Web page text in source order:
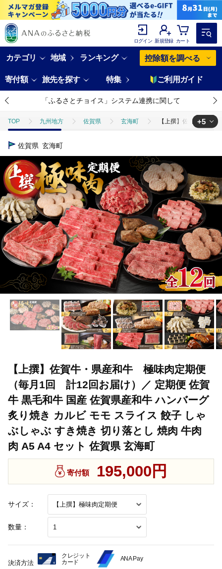
ログイン 新規登録 カート
カテゴリ 地域 ランキング 控除額を調べる
寄付額 旅先を探す 特集 ご利用ガイド
「ふるさとチョイス」システム連携に関して
TOP 九州地方 佐賀県 玄海町 【上撰】佐賀牛・県
TOP
TOP 【上撰】佐賀牛・県産和牛 極味肉定期便（
TOP 肉 牛肉 佐賀牛 【上撰】佐賀牛・県産和牛 極
TOP 肉 牛肉 すき焼き(牛肉) 【上撰】佐賀牛・県産
TOP 肉 牛肉 しゃぶしゃぶ(牛肉) 【上撰】佐賀牛・
+5
佐賀県 玄海町
【上撰】佐賀牛・県産和牛 極味肉定期便
（毎月1回 計12回お届け）／ 定期便 佐賀
牛 黒毛和牛 国産 佐賀県産和牛 ハンバーグ
炙り焼き カルビ モモ スライス 餃子 しゃ
ぶしゃぶ すき焼き 切り落とし 焼肉 牛肉
肉 A5 A4 セット 佐賀県 玄海町
サイズ：
数量：
寄付額 195,000円
決済方法
クレジット
カード
ANA Pay